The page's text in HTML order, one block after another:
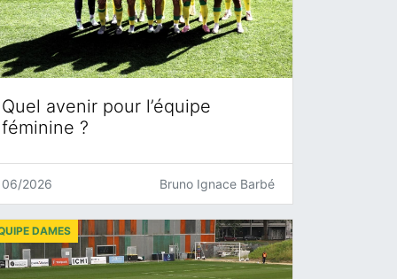
Quel avenir pour l’équipe
féminine ?
06/2026 Bruno Ignace Barbé
DAMES